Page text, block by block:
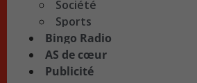
Société
Sports
Bingo Radio
AS de cœur
Publicité